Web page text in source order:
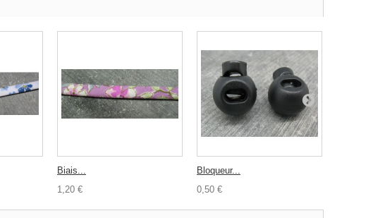
Biais...
1,20 €
Bloqueur...
0,50 €